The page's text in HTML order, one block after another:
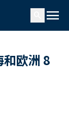
menu
欧洲 8